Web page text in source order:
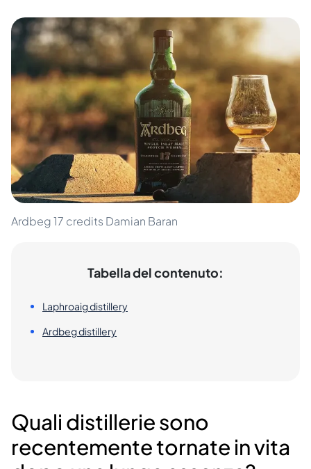
Ardbeg 17 credits Damian Baran
Tabella del contenuto:
Laphroaig distillery
Ardbeg distillery
Quali distillerie sono
recentemente tornate in vita